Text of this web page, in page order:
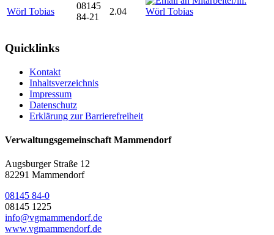
Wörl Tobias
08145
84-21
2.04
Quicklinks
Kontakt
Inhaltsverzeichnis
Impressum
Datenschutz
Erklärung zur Barrierefreiheit
Verwaltungsgemeinschaft Mammendorf
Augsburger Straße 12
82291 Mammendorf
08145 84-0
08145 1225
info@vgmammendorf.de
www.vgmammendorf.de